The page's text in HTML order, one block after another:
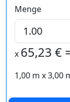
Menge
x 65,23 €
1,00 m x3,00